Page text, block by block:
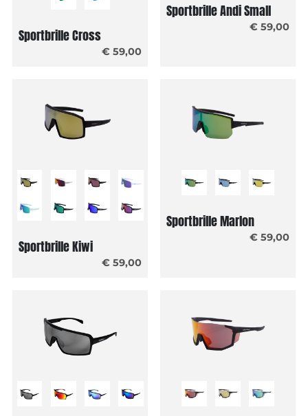
Sportbrille Cross
€ 59,00
Sportbrille Andi Small
€ 59,00
Sportbrille Kiwi
€ 59,00
Sportbrille Marlon
€ 59,00